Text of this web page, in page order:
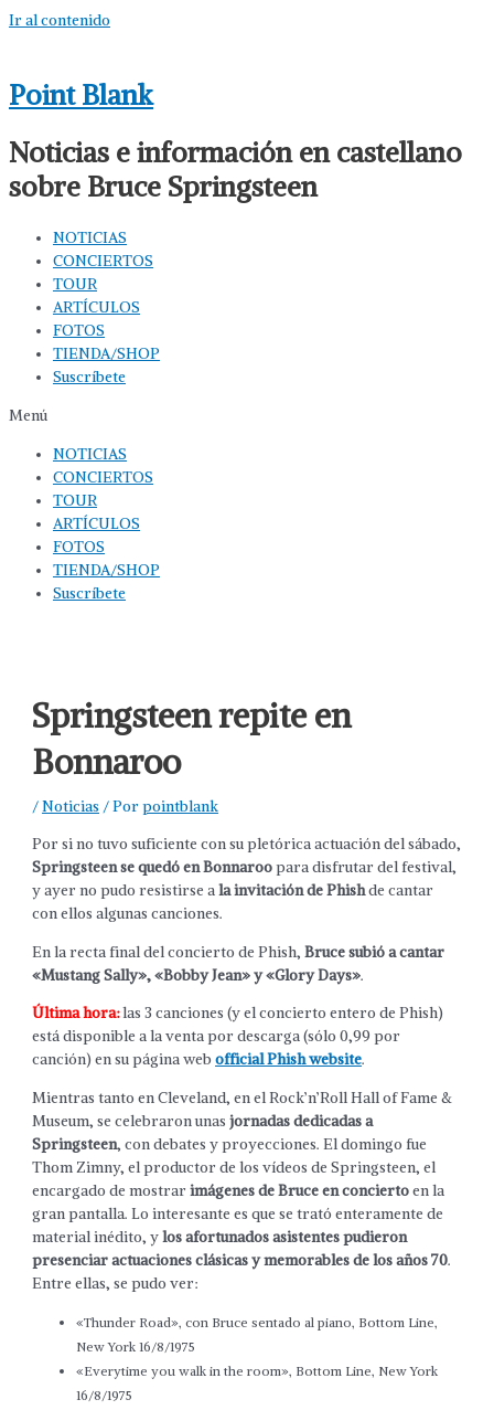
Ir al contenido
Point Blank
Noticias e información en castellano
sobre Bruce Springsteen
NOTICIAS
CONCIERTOS
TOUR
ARTÍCULOS
FOTOS
TIENDA/SHOP
Suscríbete
Menú
NOTICIAS
CONCIERTOS
TOUR
ARTÍCULOS
FOTOS
TIENDA/SHOP
Suscríbete
Springsteen repite en
Bonnaroo
/Noticias / Porpointblank
Por si no tuvo suficiente con su pletórica actuación del sábado,
Springsteen se quedó en Bonnaroopara disfrutar del festival,
y ayer no pudo resistirse ala invitación de Phishde cantar
con ellos algunas canciones.
En la recta final del concierto de Phish,Bruce subió a cantar
«Mustang Sally», «Bobby Jean» y «Glory Days».
Última hora:las 3 canciones (y el concierto entero de Phish)
está disponible a la venta por descarga (sólo 0,99 por
canción) en su página webofficial Phish website.
Mientras tanto en Cleveland, en el Rock’n’Roll Hall of Fame &
Museum, se celebraron unasjornadas dedicadas a
Springsteen, con debates y proyecciones. El domingo fue
Thom Zimny, el productor de los vídeos de Springsteen, el
encargado de mostrar imágenes de Bruce en conciertoen la
gran pantalla. Lo interesante es que se trató enteramente de
material inédito, ylos afortunados asistentes pudieron
presenciar actuaciones clásicas y memorables de los años 70.
Entre ellas, se pudo ver:
«Thunder Road», con Bruce sentado al piano, Bottom Line,
New York 16/8/1975
«Everytime you walk in the room», Bottom Line, New York
16/8/1975